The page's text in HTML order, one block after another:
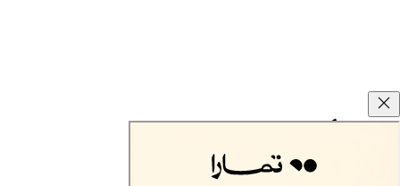
وعود كارزفد